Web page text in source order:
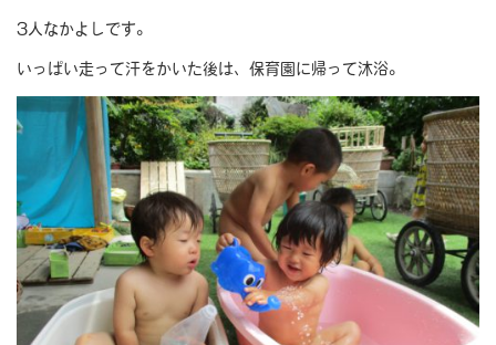
3人なかよしです。
いっぱい走って汗をかいた後は、保育園に帰って沐浴。